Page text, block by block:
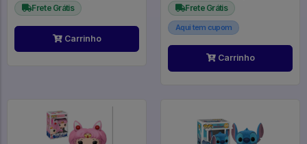
Frete Grátis
Carrinho
Frete Grátis
Aqui tem cupom
Carrinho